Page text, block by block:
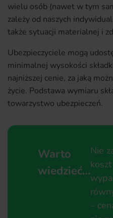
wielu osób (nawet w tym
zależy od naszych
także sytuacji materialnej i
Ubezpieczyciele mogą
minimalnej wysokości
najniższej cenie, za jaką
życie. Podstawa wymiaru
towarzystwo ubezpieczeń.
Warto
wiedzieć…
Nie
–